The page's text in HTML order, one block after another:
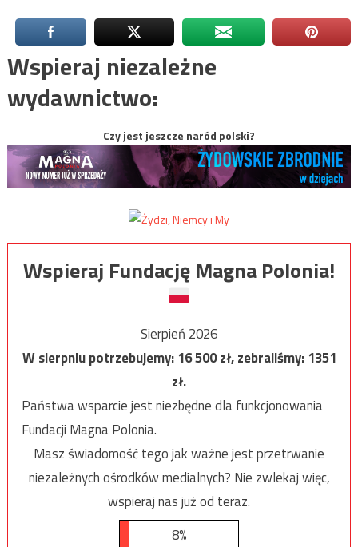
Wspieraj niezależne
wydawnictwo:
Czy jest jeszcze naród polski?
Wspieraj Fundację Magna Polonia!
Sierpień 2026
W sierpniu potrzebujemy:16 500zł, zebraliśmy:1351
zł.
Państwa wsparcie jest niezbędne dla funkcjonowania
Fundacji Magna Polonia.
Masz świadomość tego jak ważne jest przetrwanie
niezależnych ośrodków medialnych? Nie zwlekaj więc,
wspieraj nas już od teraz.
8%